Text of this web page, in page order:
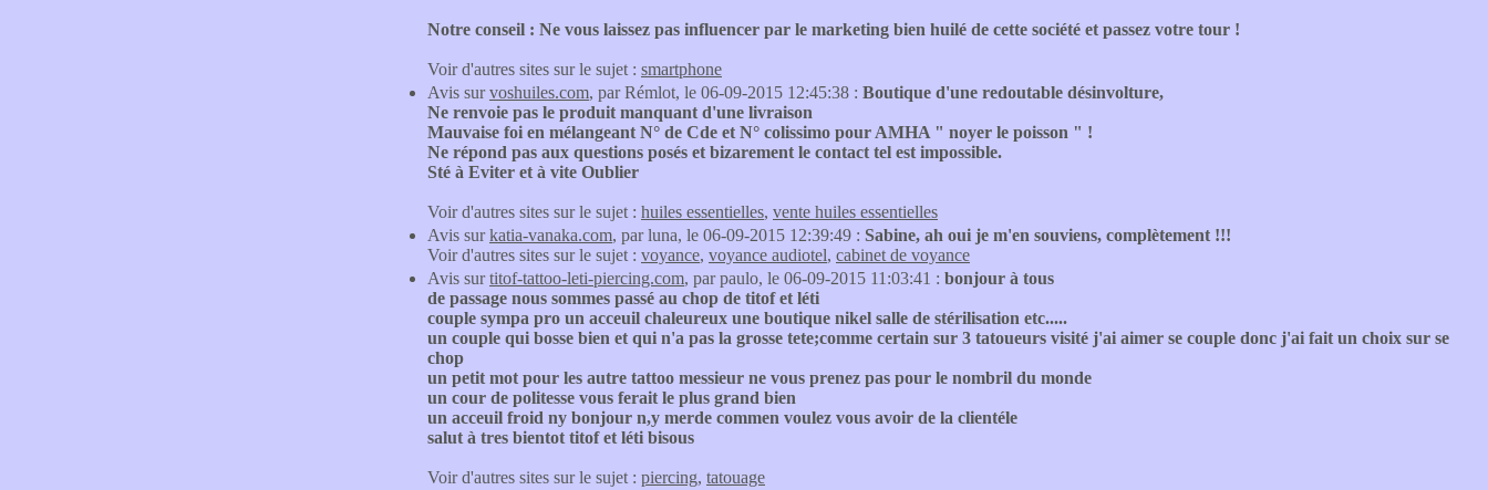
Notre conseil : Ne vous laissez pas influencer par le marketing bien huilé de cette société et passez votre tour !
Voir d'autres sites sur le sujet : smartphone
Avis survoshuiles.com, par Rémlot, le 06-09-2015 12:45:38 : Boutique d'une redoutable désinvolture,
Ne renvoie pas le produit manquant d'une livraison
Mauvaise foi en mélangeant N° de Cde et N° colissimo pour AMHA " noyer le poisson " !
Ne répond pas aux questions posés et bizarement le contact tel est impossible.
Sté à Eviter et à vite Oublier
Voir d'autres sites sur le sujet : huiles essentielles, vente huiles essentielles
Avis surkatia-vanaka.com, par luna, le 06-09-2015 12:39:49 : Sabine, ah oui je m'en souviens, complètement !!!
Voir d'autres sites sur le sujet : voyance, voyance audiotel, cabinet de voyance
Avis surtitof-tattoo-leti-piercing.com, par paulo, le 06-09-2015 11:03:41 : bonjour à tous
de passage nous sommes passé au chop de titof et léti
couple sympa pro un acceuil chaleureux une boutique nikel salle de stérilisation etc.....
un couple qui bosse bien et qui n'a pas la grosse tete;comme certain sur 3 tatoueurs visité j'ai aimer se couple donc j'ai fait un choix sur se
chop
un petit mot pour les autre tattoo messieur ne vous prenez pas pour le nombril du monde
un cour de politesse vous ferait le plus grand bien
un acceuil froid ny bonjour n,y merde commen voulez vous avoir de la clientéle
salut à tres bientot titof et léti bisous
Voir d'autres sites sur le sujet : piercing, tatouage